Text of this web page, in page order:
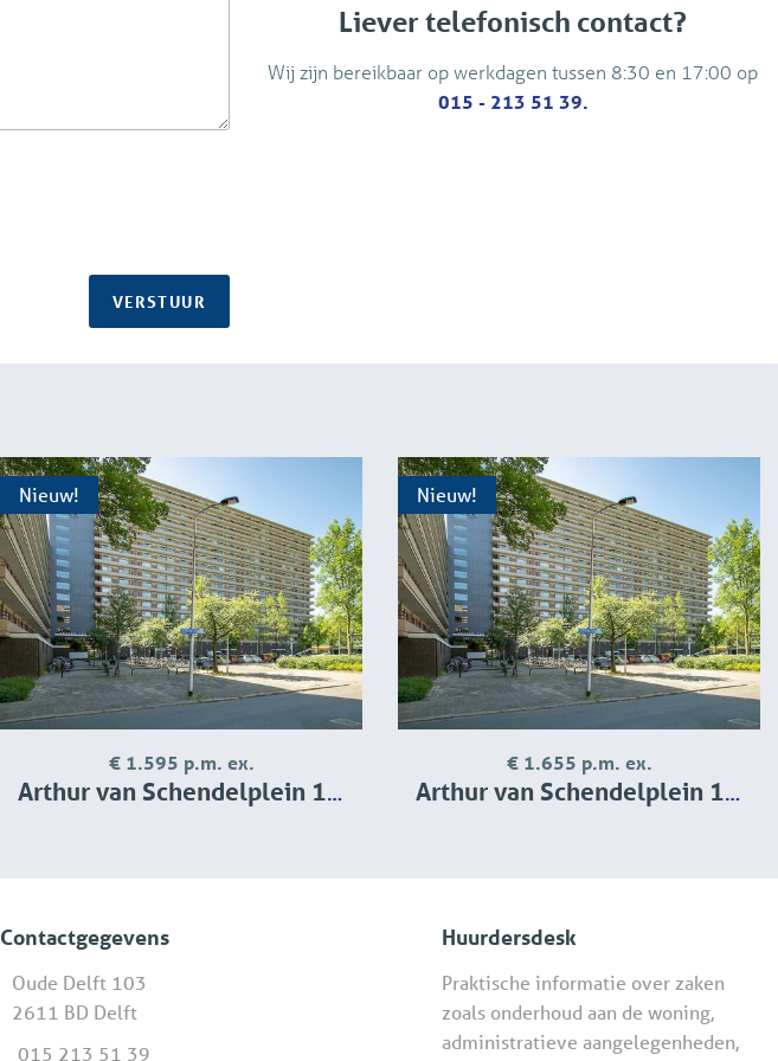
VERSTUUR
Liever telefonisch contact?
Wij zijn bereikbaar op werkdagen tussen 8:30 en 17:00 op
015 - 213 51 39.
Nieuw!
€ 1.595 p.m. ex.
Arthur van Schendelplein 12, Delft
Nieuw!
€ 1.655 p.m. ex.
Arthur van Schendelplein 169, Delft
Contactgegevens
Oude Delft 103
2611 BD Delft
015 213 51 39
Huurdersdesk
Praktische informatie over zaken
zoals onderhoud aan de woning,
administratieve aangelegenheden,